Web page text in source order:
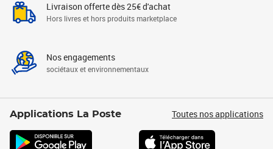
Livraison offerte dès 25€ d'achat
Hors livres et hors produits marketplace
Nos engagements
sociétaux et environnementaux
Applications La Poste Toutes nos applications